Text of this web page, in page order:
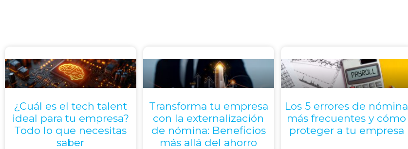
¿Cuál es el tech talent
ideal para tu empresa?
Todo lo que necesitas
saber
Transforma tu empresa
con la externalización
de nómina: Beneficios
más allá del ahorro
Los 5 errores de nómina
más frecuentes y cómo
proteger a tu empresa